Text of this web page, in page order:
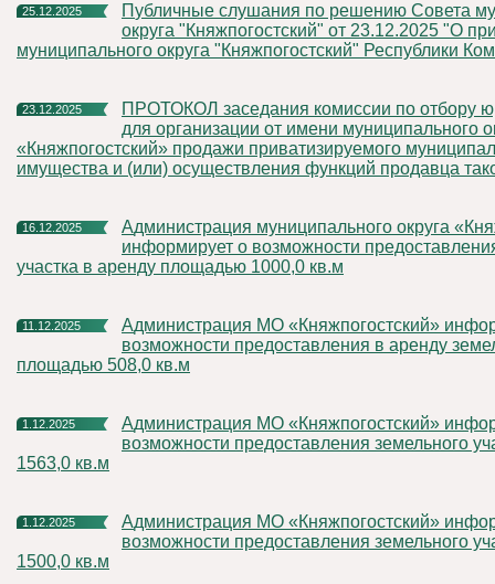
25.12.2025
Публичные слушания по решению Совета муниципального
округа "Княжпогостский" от 23.12.2025 "О
муниципального округа "Княжпогостский" Республики
23.12.2025
ПРОТОКОЛ заседания комиссии по отбору юридических лиц
для организации от имени муниципального
«Княжпогостский» продажи приватизируемого
имущества и (или) осуществления функций продавца
16.12.2025
Администрация муниципального округа «Княжпогостский»
информирует о возможности
участка в аренду площадью 1000,0 кв.м
11.12.2025
Администрация МО «Княжпогостский» информирует о
возможности предоставления в аренду
площадью 508,0 кв.м
1.12.2025
Администрация МО «Княжпогостский» информирует о
возможности предоставления земельного
1563,0 кв.м
1.12.2025
Администрация МО «Княжпогостский» информирует о
возможности предоставления земельного
1500,0 кв.м